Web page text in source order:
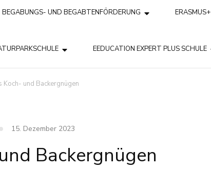
BEGABUNGS- UND BEGABTENFÖRDERUNG ERASMUS+
EEDUCATION EXPERT PLUS SCHULE
Koch- und Backergnügen
15. Dezember 2023
Backergnügen